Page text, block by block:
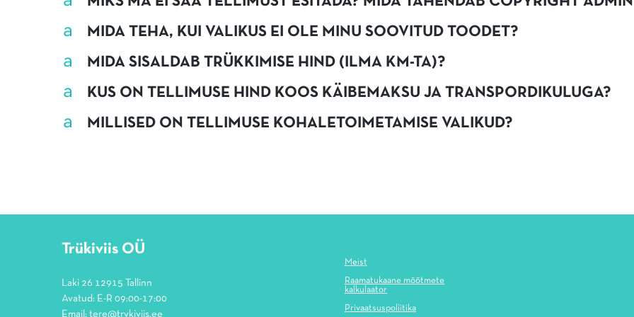
a MIDA TEHA, KUI VALIKUS EI OLE MINU SOOVITUD TOODET?
a MIDA SISALDAB TRÜKKIMISE HIND (ILMA KM-TA)?
a KUS ON TELLIMUSE HIND KOOS KÄIBEMAKSU JA TRANSPORDIKULUGA?
a MILLISED ON TELLIMUSE KOHALETOIMETAMISE VALIKUD?
Trükiviis OÜ
Laki 26 12915 Tallinn
Avatud: E-R 09:00-17:00
Email: tere@trykiviis.ee
Meist
Raamatukaane mõõtmete
kalkulaator
Privaatsuspoliitika